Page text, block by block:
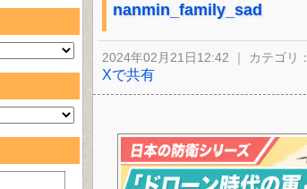
nanmin_family_sad
2024年02月21日12:42 ｜ カテゴリ：
Xで共有